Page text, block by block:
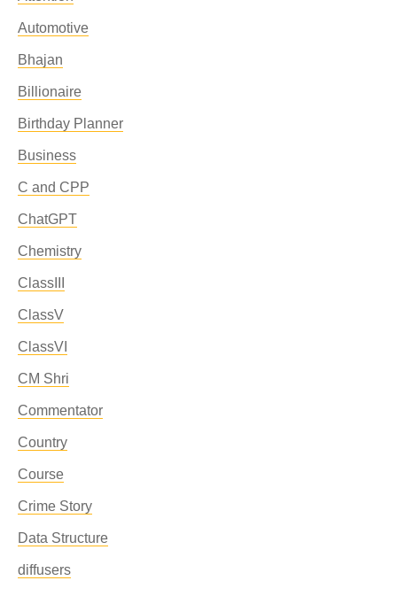
Automotive
Bhajan
Billionaire
Birthday Planner
Business
C and CPP
ChatGPT
Chemistry
ClassIII
ClassV
ClassVI
CM Shri
Commentator
Country
Course
Crime Story
Data Structure
diffusers